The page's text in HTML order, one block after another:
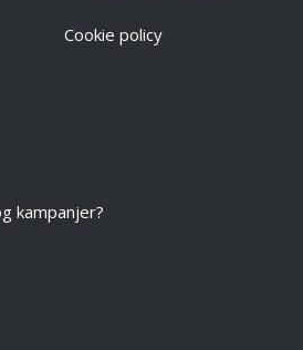
Cookie policy
kampanjer?